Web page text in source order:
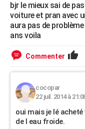
bjr le mieux sai de
voiture et pran avec
aura pas de
ans voila
Commenter
cocopar
22 juil. 2014 à
oui mais je lé
de l eau froide.